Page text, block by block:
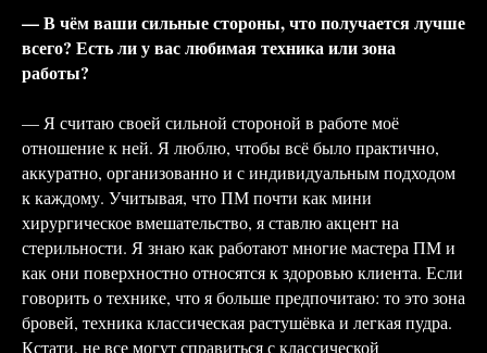
— В чём ваши сильные стороны, что получается лучше
всего? Есть ли у вас любимая техника или зона
работы?
— Я считаю своей сильной стороной в работе моё
отношение к ней. Я люблю, чтобы всё было практично,
аккуратно, организованно и с индивидуальным подходом
к каждому. Учитывая, что ПМ почти как мини
хирургическое вмешательство, я ставлю акцент на
стерильности. Я знаю как работают многие мастера ПМ и
как они поверхностно относятся к здоровью клиента. Если
говорить о технике, что я больше предпочитаю: то это зона
бровей, техника классическая растушёвка и легкая пудра.
Кстати, не все могут справиться с классической